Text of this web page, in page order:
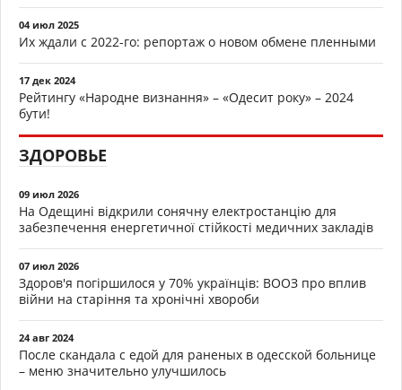
04 июл 2025
Их ждали с 2022-го: репортаж о новом обмене пленными
17 дек 2024
Рейтингу «Народне визнання» – «Одесит року» – 2024
бути!
ЗДОРОВЬЕ
09 июл 2026
На Одещині відкрили сонячну електростанцію для
забезпечення енергетичної стійкості медичних закладів
07 июл 2026
Здоров'я погіршилося у 70% українців: ВООЗ про вплив
війни на старіння та хронічні хвороби
24 авг 2024
После скандала с едой для раненых в одесской больнице
– меню значительно улучшилось